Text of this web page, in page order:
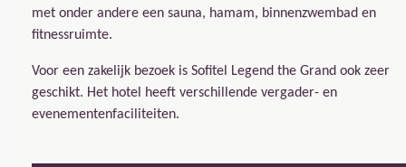
met onder andere een sauna, hamam, binnenzwembad en
fitnessruimte.
Voor een zakelijk bezoek is Sofitel Legend the Grand ook zeer
geschikt. Het hotel heeft verschillende vergader- en
evenementenfaciliteiten.